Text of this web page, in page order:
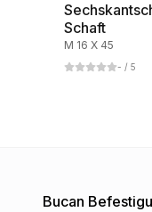
Schaft
M 16 X 45
- / 5
Bucan